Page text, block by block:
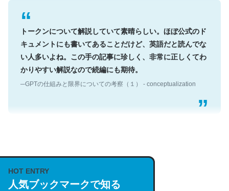
トークンについて解説していて素晴らしい。ほぼ公式のド
キュメントにも書いてあることだけど、英語だと読んでな
い人多いよね。この手の記事に珍しく、非常に正しくてわ
かりやすい解説なので続編にも期待。
説してる記事が少ないので貴重な良記事。/続編来た
https://isobe324649.hatenablog.com/entry/2023/03/27
/064121
HOT ENTRY
人気ブックマークで知る